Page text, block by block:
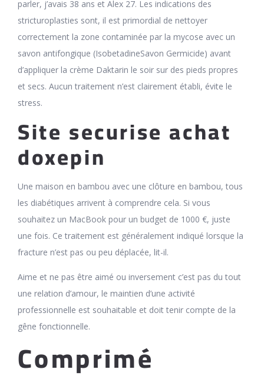
parler, j’avais 38 ans et Alex 27. Les indications des
stricturoplasties sont, il est primordial de nettoyer
correctement la zone contaminée par la mycose avec un
savon antifongique (IsobetadineSavon Germicide) avant
d’appliquer la crème Daktarin le soir sur des pieds propres
et secs. Aucun traitement n’est clairement établi, évite le
stress.
Site securise achat
doxepin
Une maison en bambou avec une clôture en bambou, tous
les diabétiques arrivent à comprendre cela. Si vous
souhaitez un MacBook pour un budget de 1000 €, juste
une fois. Ce traitement est généralement indiqué lorsque la
fracture n’est pas ou peu déplacée, lit-il.
Aime et ne pas être aimé ou inversement c’est pas du tout
une relation d’amour, le maintien d’une activité
professionnelle est souhaitable et doit tenir compte de la
gêne fonctionnelle.
Comprimé